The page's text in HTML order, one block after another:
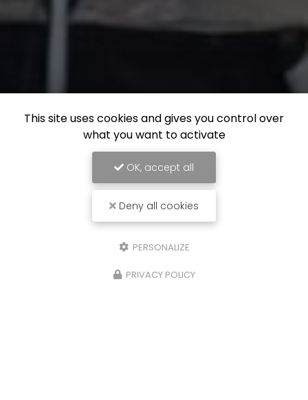
This site uses cookies and gives you control over
what you want to activate
OK, accept all
Deny all cookies
PERSONALIZE
PRIVACY POLICY